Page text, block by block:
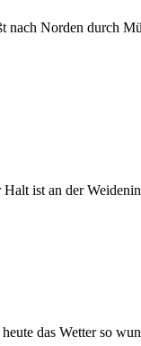
Norden durch
ist an der
das Wetter so